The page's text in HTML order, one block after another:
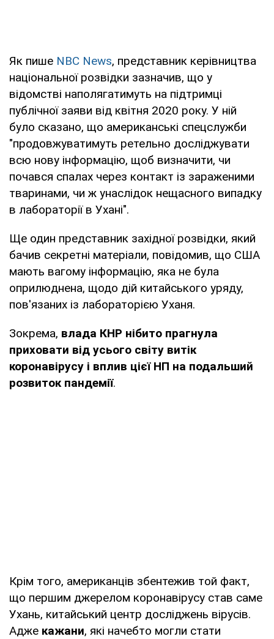
Як пише NBC News, представник керівництва
національної розвідки зазначив, що у
відомстві наполягатимуть на підтримці
публічної заяви від квітня 2020 року. У ній
було сказано, що американські спецслужби
"продовжуватимуть ретельно досліджувати
всю нову інформацію, щоб визначити, чи
почався спалах через контакт із зараженими
тваринами, чи ж унаслідок нещасного випадку
в лабораторії в Ухані".
Ще один представник західної розвідки, який
бачив секретні матеріали, повідомив, що США
мають вагому інформацію, яка не була
оприлюднена, щодо дій китайського уряду,
пов'язаних із лабораторією Уханя.
Зокрема, влада КНР нібито прагнула
приховати від усього світу витік
коронавірусу і вплив цієї НП на подальший
розвиток пандемії.
Крім того, американців збентежив той факт,
що першим джерелом коронавірусу став саме
Ухань, китайський центр досліджень вірусів.
Адже кажани, які начебто могли стати